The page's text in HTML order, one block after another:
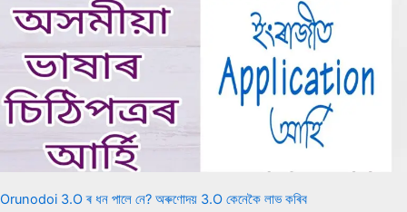
Orunodoi 3.O ৰ ধন পালে নে? অৰুণোদয় 3.O কেনেকৈ লাভ কৰিব